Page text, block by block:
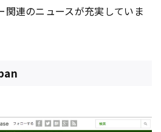
関連のニュースが充実していま